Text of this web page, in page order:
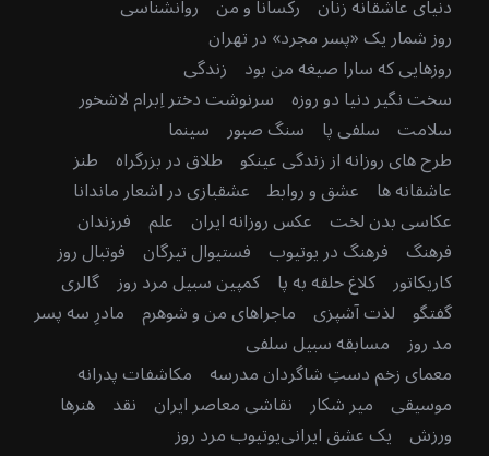
دنیای عاشقانه زنان رکسانا و من روانشناسی
روز شمار یک «پسر مجرد» در تهران
روزهایی که سارا صیغه من بود زندگی
سخت نگیر دنیا دو روزه سرنوشت دختر اِبرام لاشخور
سلامت سلفی پا سنگ صبور سینما
طرح های روزانه از زندگی عینکو طلاق در بزرگراه طنز
عاشقانه ها عشق و روابط عشقبازی در اشعار ماندانا
عکاسی بدن لخت عکس روزانه ایران علم فرزندان
فرهنگ فرهنگ در یوتیوب فستیوال تیرگان فوتبال روز
کاریکاتور کلاغ حلقه به پا کمپین سبیل مرد روز گالری
گفتگو لذت آشپزی ماجراهای من و شوهرم مادرِ سه پسر
مد روز مسابقه سبیل سلفی
معمای زخم دستِ شاگردان مدرسه مکاشفات پدرانه
موسیقی میر شکار نقاشی معاصر ایران نقد هنرها
ورزش یک عشق ایرانییوتیوب مرد روز